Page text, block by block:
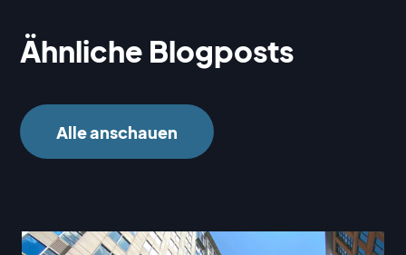
Ähnliche Blogposts
Alle anschauen